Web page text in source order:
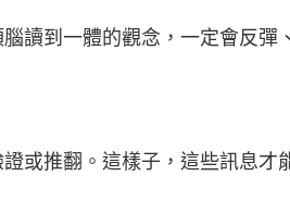
讀到一體的觀念，一定會反彈
或推翻。這樣子，這些訊息才